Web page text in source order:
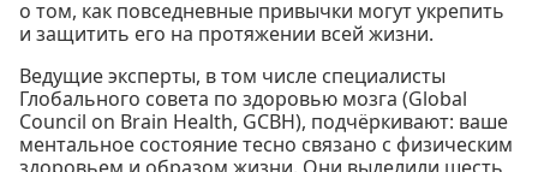
о том, как повседневные привычки могут укрепить
и защитить его на протяжении всей жизни.
Ведущие эксперты, в том числе специалисты
Глобального совета по здоровью мозга (Global
Council on Brain Health, GCBH), подчёркивают: ваше
ментальное состояние тесно связано с физическим